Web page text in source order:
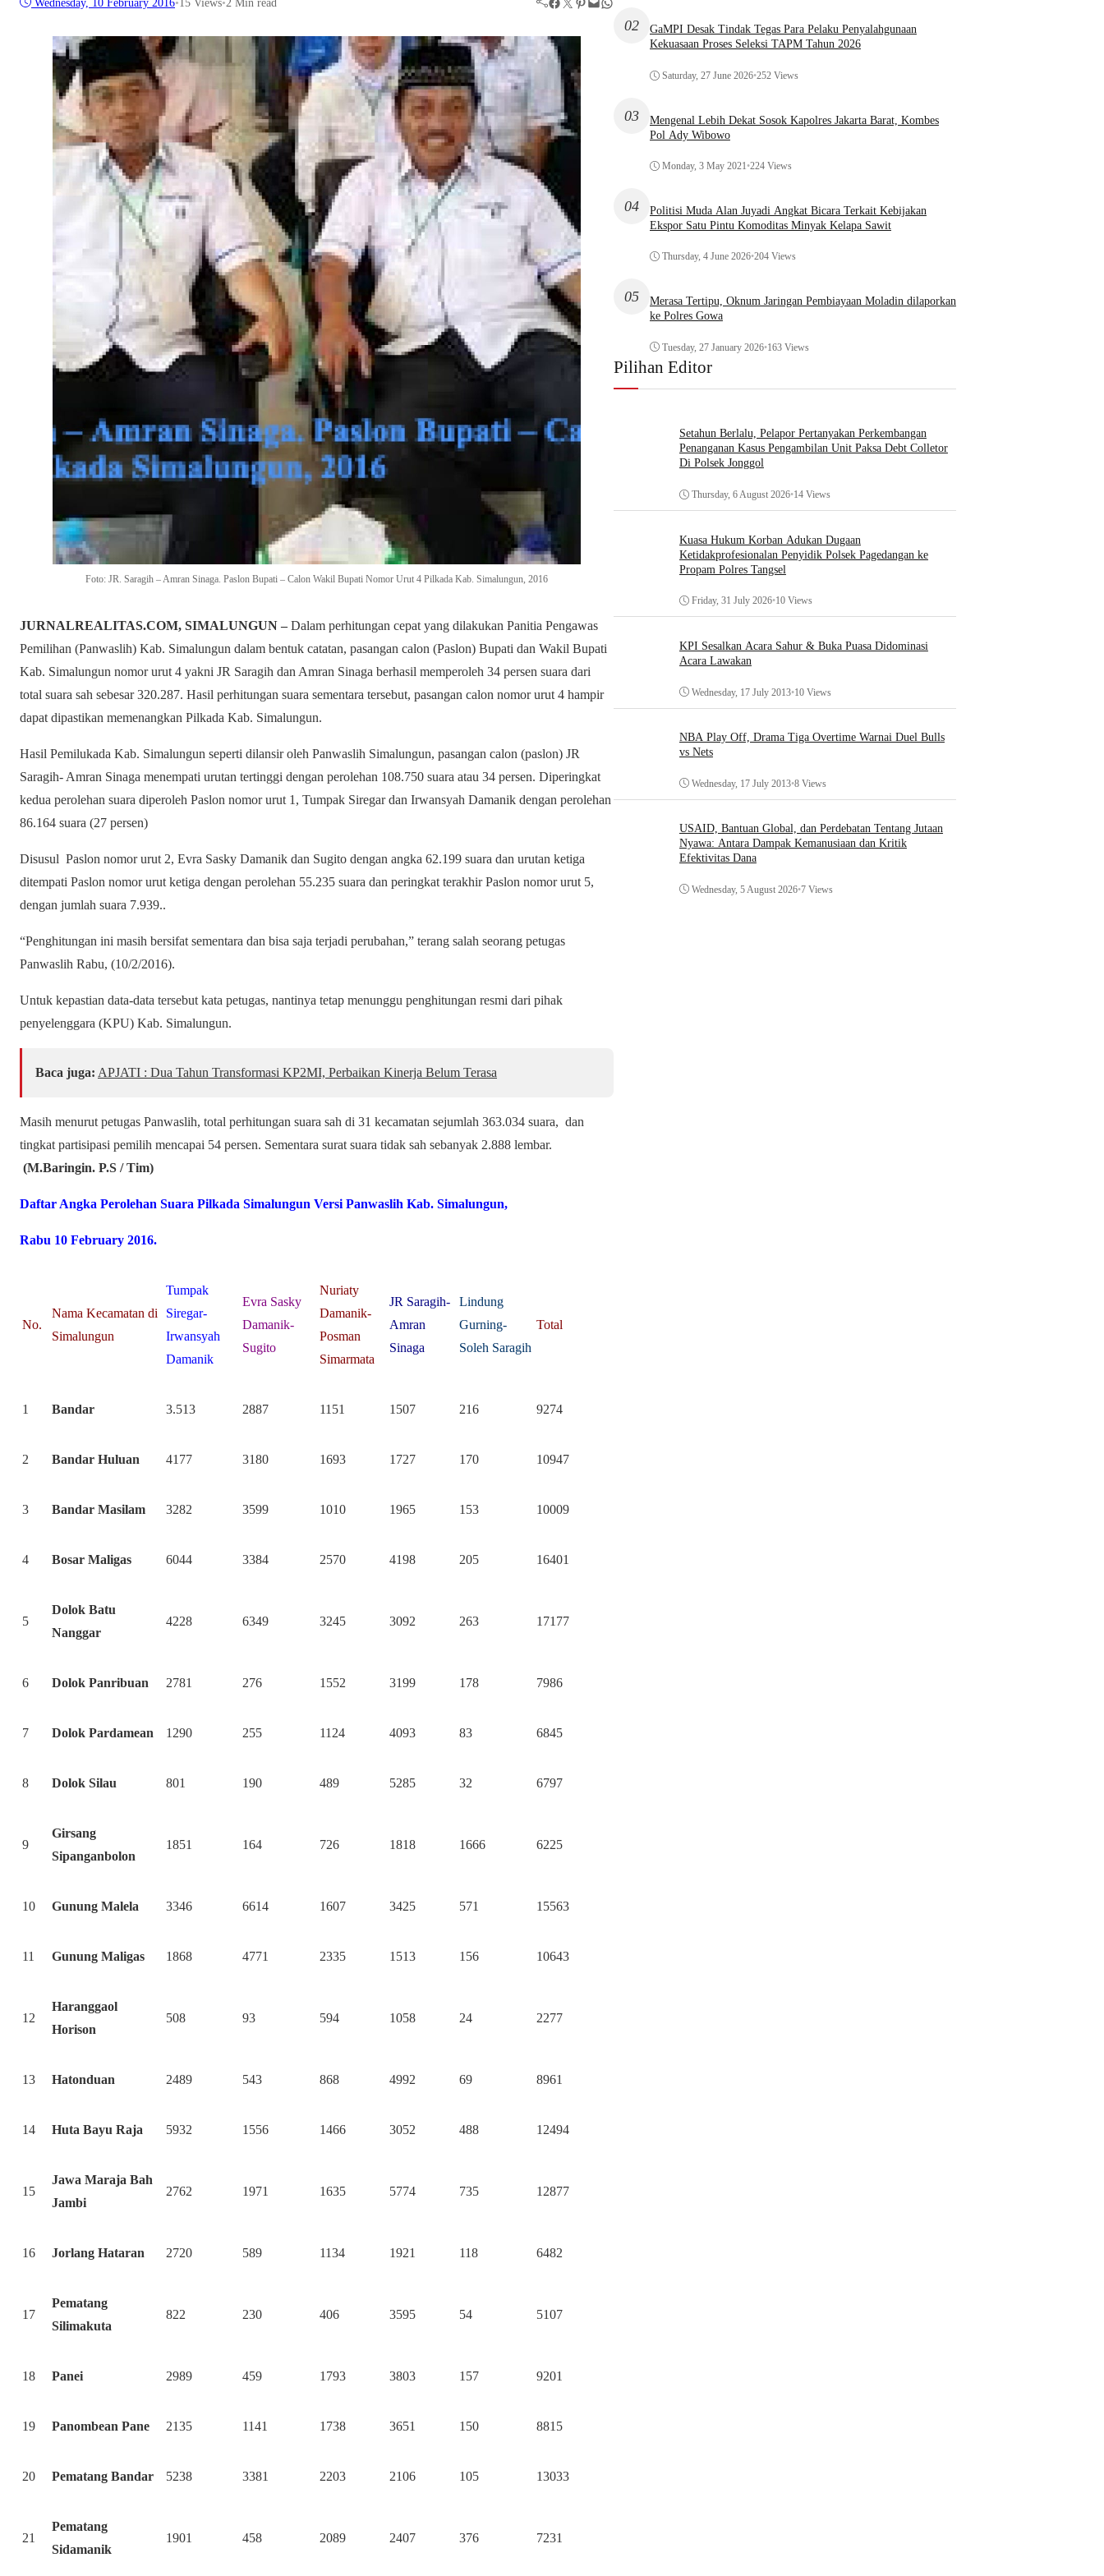
Wednesday, 10 February 2016•15 Views•2 Min read
Foto: JR. Saragih – Amran Sinaga. Paslon Bupati – Calon Wakil Bupati Nomor Urut 4 Pilkada Kab. Simalungun, 2016
JURNALREALITAS.COM, SIMALUNGUN – Dalam perhitungan cepat yang dilakukan Panitia Pengawas
Pemilihan (Panwaslih) Kab. Simalungun dalam bentuk catatan, pasangan calon (Paslon) Bupati dan Wakil Bupati
Kab. Simalungun nomor urut 4 yakni JR Saragih dan Amran Sinaga berhasil memperoleh 34 persen suara dari
total suara sah sebesar 320.287. Hasil perhitungan suara sementara tersebut, pasangan calon nomor urut 4 hampir
dapat dipastikan memenangkan Pilkada Kab. Simalungun.
Hasil Pemilukada Kab. Simalungun seperti dilansir oleh Panwaslih Simalungun, pasangan calon (paslon) JR
Saragih- Amran Sinaga menempati urutan tertinggi dengan perolehan 108.750 suara atau 34 persen. Diperingkat
kedua perolehan suara diperoleh Paslon nomor urut 1, Tumpak Siregar dan Irwansyah Damanik dengan perolehan
86.164 suara (27 persen)
Disusul Paslon nomor urut 2, Evra Sasky Damanik dan Sugito dengan angka 62.199 suara dan urutan ketiga
ditempati Paslon nomor urut ketiga dengan perolehan 55.235 suara dan peringkat terakhir Paslon nomor urut 5,
dengan jumlah suara 7.939..
“Penghitungan ini masih bersifat sementara dan bisa saja terjadi perubahan,” terang salah seorang petugas
Panwaslih Rabu, (10/2/2016).
Untuk kepastian data-data tersebut kata petugas, nantinya tetap menunggu penghitungan resmi dari pihak
penyelenggara (KPU) Kab. Simalungun.
Baca juga: APJATI : Dua Tahun Transformasi KP2MI, Perbaikan Kinerja Belum Terasa
Masih menurut petugas Panwaslih, total perhitungan suara sah di 31 kecamatan sejumlah 363.034 suara, dan
tingkat partisipasi pemilih mencapai 54 persen. Sementara surat suara tidak sah sebanyak 2.888 lembar.
(M.Baringin. P.S / Tim)
Daftar Angka Perolehan Suara Pilkada Simalungun Versi Panwaslih Kab. Simalungun,
Rabu 10 February 2016.
No.
Nama Kecamatan di
Simalungun
Tumpak
Siregar-
Irwansyah
Damanik
Evra Sasky
Damanik-
Sugito
Nuriaty
Damanik-
Posman
Simarmata
JR Saragih-
Amran
Sinaga
Lindung
Gurning-
Soleh Saragih
Total
1 Bandar 3.513 2887 1151 1507 216 9274
2 Bandar Huluan 4177 3180 1693 1727 170 10947
3 Bandar Masilam 3282 3599 1010 1965 153 10009
4 Bosar Maligas 6044 3384 2570 4198 205 16401
5
Dolok Batu
Nanggar
4228 6349 3245 3092 263 17177
6 Dolok Panribuan 2781 276 1552 3199 178 7986
7 Dolok Pardamean 1290 255 1124 4093 83 6845
8 Dolok Silau 801 190 489 5285 32 6797
9
Girsang
Sipanganbolon
1851 164 726 1818 1666 6225
10 Gunung Malela 3346 6614 1607 3425 571 15563
11 Gunung Maligas 1868 4771 2335 1513 156 10643
12
Haranggaol
Horison
508 93 594 1058 24 2277
13 Hatonduan 2489 543 868 4992 69 8961
14 Huta Bayu Raja 5932 1556 1466 3052 488 12494
15
Jawa Maraja Bah
Jambi
2762 1971 1635 5774 735 12877
16 Jorlang Hataran 2720 589 1134 1921 118 6482
17
Pematang
Silimakuta
822 230 406 3595 54 5107
18 Panei 2989 459 1793 3803 157 9201
19 Panombean Pane 2135 1141 1738 3651 150 8815
20 Pematang Bandar 5238 3381 2203 2106 105 13033
21
Pematang
Sidamanik
1901 458 2089 2407 376 7231
02
GaMPI Desak Tindak Tegas Para Pelaku Penyalahgunaan
Kekuasaan Proses Seleksi TAPM Tahun 2026
Saturday, 27 June 2026•252 Views
03
Mengenal Lebih Dekat Sosok Kapolres Jakarta Barat, Kombes
Pol Ady Wibowo
Monday, 3 May 2021•224 Views
04
Politisi Muda Alan Juyadi Angkat Bicara Terkait Kebijakan
Ekspor Satu Pintu Komoditas Minyak Kelapa Sawit
Thursday, 4 June 2026•204 Views
05
Merasa Tertipu, Oknum Jaringan Pembiayaan Moladin dilaporkan
ke Polres Gowa
Tuesday, 27 January 2026•163 Views
Pilihan Editor
Setahun Berlalu, Pelapor Pertanyakan Perkembangan
Penanganan Kasus Pengambilan Unit Paksa Debt Colletor
Di Polsek Jonggol
Thursday, 6 August 2026•14 Views
Kuasa Hukum Korban Adukan Dugaan
Ketidakprofesionalan Penyidik Polsek Pagedangan ke
Propam Polres Tangsel
Friday, 31 July 2026•10 Views
KPI Sesalkan Acara Sahur & Buka Puasa Didominasi
Acara Lawakan
Wednesday, 17 July 2013•10 Views
NBA Play Off, Drama Tiga Overtime Warnai Duel Bulls
vs Nets
Wednesday, 17 July 2013•8 Views
USAID, Bantuan Global, dan Perdebatan Tentang Jutaan
Nyawa: Antara Dampak Kemanusiaan dan Kritik
Efektivitas Dana
Wednesday, 5 August 2026•7 Views